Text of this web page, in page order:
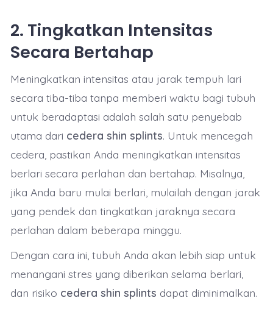
2. Tingkatkan Intensitas
Secara Bertahap
Meningkatkan intensitas atau jarak tempuh lari
secara tiba-tiba tanpa memberi waktu bagi tubuh
untuk beradaptasi adalah salah satu penyebab
utama dari cedera shin splints. Untuk mencegah
cedera, pastikan Anda meningkatkan intensitas
berlari secara perlahan dan bertahap. Misalnya,
jika Anda baru mulai berlari, mulailah dengan jarak
yang pendek dan tingkatkan jaraknya secara
perlahan dalam beberapa minggu.
Dengan cara ini, tubuh Anda akan lebih siap untuk
menangani stres yang diberikan selama berlari,
dan risiko cedera shin splints dapat diminimalkan.